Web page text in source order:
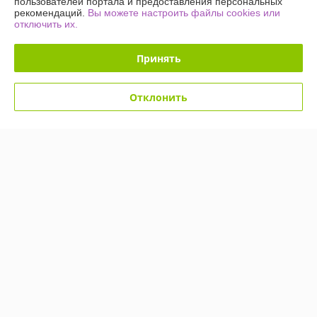
Сайт создан на платформе Deal.by
рекомендаций. Вы можете настроить файлы cookies или
отключить их.
Принять
Отклонить